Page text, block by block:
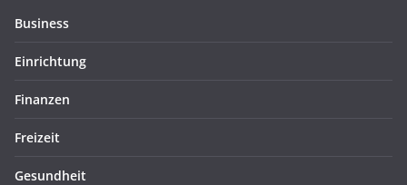
Business
Einrichtung
Finanzen
Freizeit
Gesundheit